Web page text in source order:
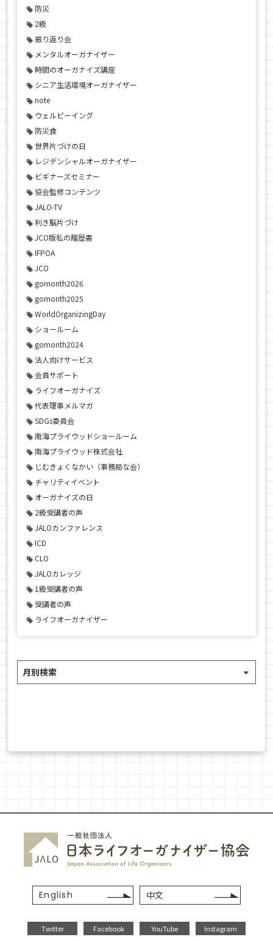
防災
2級
振り返り会
メンタルオーガナイザー
時間のオーガナイズ講座
シニア生活環境オーガナイザー
note
ウェルビーイング
防災食
世界片づけの日
レジデンシャルオーガナイザー
ビギナーズセミナー
協会監修コンテンツ
JALO-TV
利き脳片づけ
JCO版私の履歴書
IFPOA
JCO
gomonth2026
gomonth2025
WorldOrganizingDay
ショールーム
gomonth2024
法人向けサービス
会員サポート
ライフオーガナイズ
代表理事メルマガ
SDGs委員会
南海プライウッドショールーム
南海プライウッド株式会社
じむきょくなかい（事務局な会）
チャリティイベント
オーガナイズの日
2級受講者の声
JALOカンファレンス
ICD
CLO
JALOカレッジ
1級受講者の声
受講者の声
ライフオーガナイザー
English 中文
Twitter Facebook YouTube Instagram